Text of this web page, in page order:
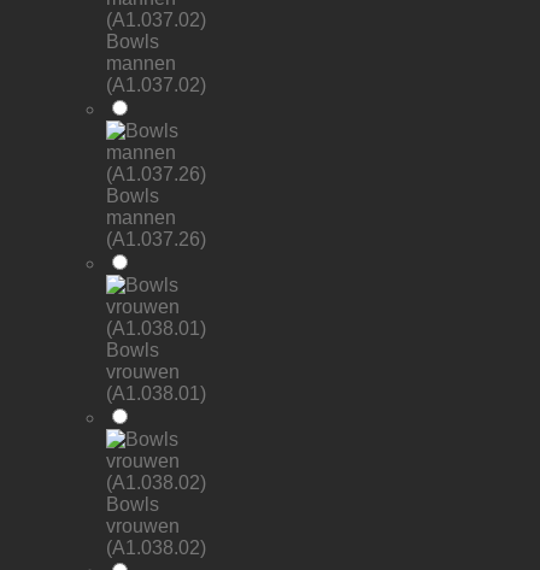
Bowls
mannen
(A1.037.02)
Bowls
mannen
(A1.037.26)
Bowls
vrouwen
(A1.038.01)
Bowls
vrouwen
(A1.038.02)